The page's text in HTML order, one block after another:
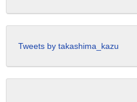
Tweets by takashima_kazu